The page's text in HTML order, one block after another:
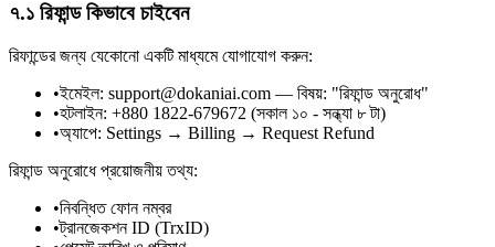
৭.১ রিফান্ড কিভাবে চাইবেন
রিফান্ডের জন্য যেকোনো একটি মাধ্যমে যোগাযোগ করুন:
•ইমেইল: support@dokaniai.com — বিষয়: "রিফান্ড অনুরোধ"
•হটলাইন: +880 1822-679672 (সকাল ১০ - সন্ধ্যা ৮ টা)
•অ্যাপে: Settings → Billing → Request Refund
রিফান্ড অনুরোধে প্রয়োজনীয় তথ্য:
•নিবন্ধিত ফোন নম্বর
•ট্রানজেকশন ID (TrxID)